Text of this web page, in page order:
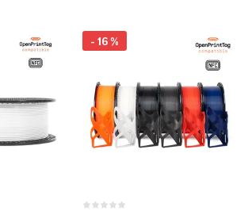
- 16%